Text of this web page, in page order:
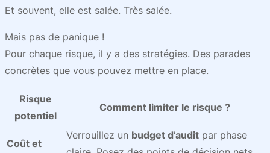
Et souvent, elle est salée. Très salée.
Mais pas de panique !
Pour chaque risque, il y a des stratégies. Des parades
concrètes que vous pouvez mettre en place.
Risque
potentiel
Comment limiter le risque ?
Coût et
Verrouillez un budget d’audit par phase